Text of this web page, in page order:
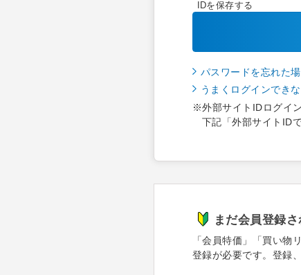
IDを保存する
パスワードを忘れた
うまくログインでき
※外部サイトIDログイ
下記「外部サイトID
まだ会員登録
「会員特価」「買い物
登録が必要です。登録